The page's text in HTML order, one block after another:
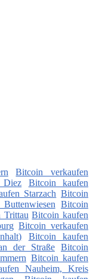
Bitcoin verkaufen
Diez
Bitcoin kaufen
Starzach Bitcoin
Bitcoin
Trittau Bitcoin kaufen
Bitcoin verkaufen
Bitcoin kaufen
der Straße Bitcoin
Bitcoin kaufen
Nauheim, Kreis